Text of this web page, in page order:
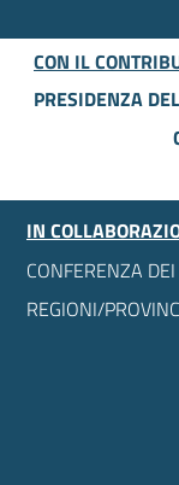
CON IL
PRESIDENZA
IN
CONFERENZA
REGIONI/